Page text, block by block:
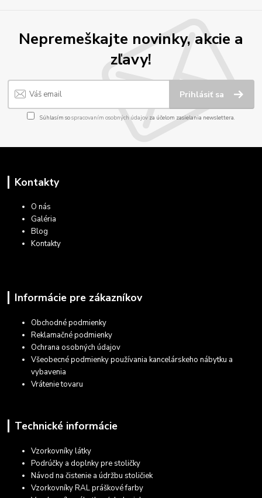
Nepremeškajte novinky, akcie a
zľavy!
Prihlásiť sa
Súhlasím sospracovaním osobných údajov za účelom zasielania newslettera.
Kontakty
O nás
Galéria
Blog
Kontakty
Informácie pre zákazníkov
Obchodné podmienky
Reklamačné podmienky
Ochrana osobných údajov
Všeobecné podmienky používania kancelárskeho nábytku a
vybavenia
Vrátenie tovaru
Technické informácie
Vzorkovníky látky
Podrúčky a doplnky pre stoličky
Návod na čistenie a údržbu stoličiek
Vzorkovníky RAL práškové farby